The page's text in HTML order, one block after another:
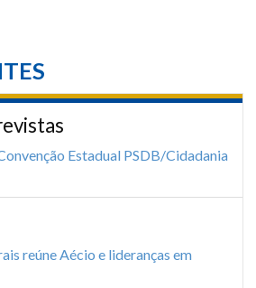
Estadual PSDB/Cidadania
reúne Aécio e lideranças em